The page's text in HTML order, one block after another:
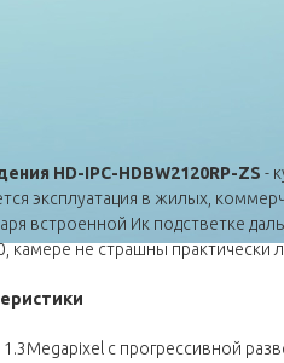
HD-IPC-HDBW2120RP-ZS -
эксплуатация в жилых,
встроенной Ик подстветке
не страшны практически
с прогрессивной